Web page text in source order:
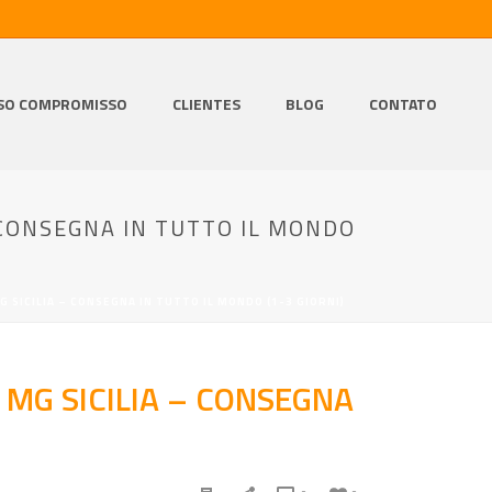
COMPROMISSO CLIENTES BLOG CONTATO
IN TUTTO IL MONDO
SICILIA – CONSEGNA